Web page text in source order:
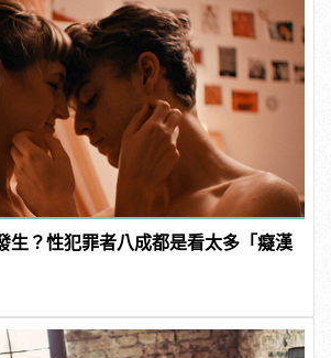
生？性犯罪者八成都是看太多「癡漢